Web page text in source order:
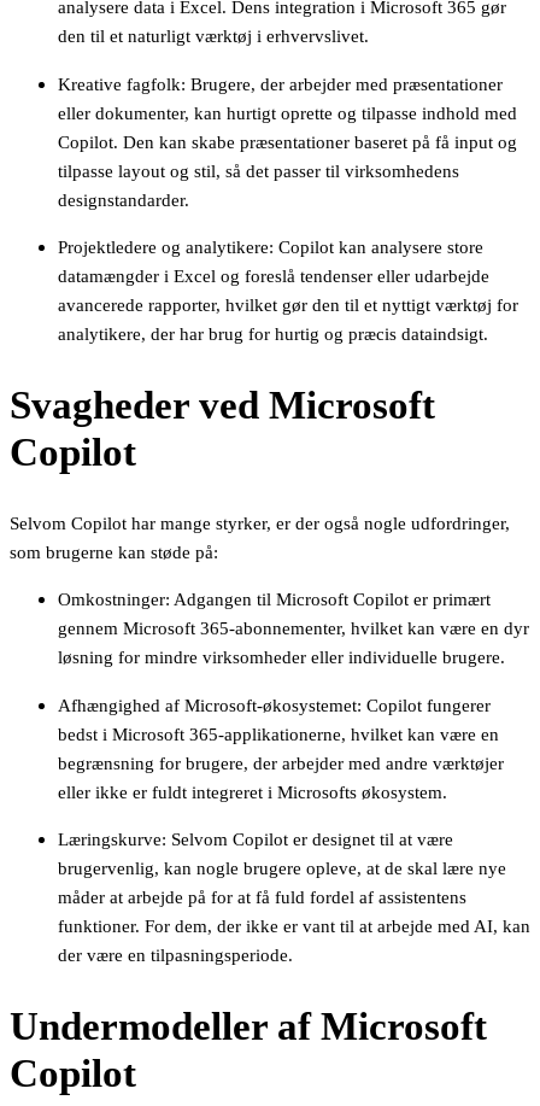
analysere data i Excel. Dens integration i Microsoft 365 gør
den til et naturligt værktøj i erhvervslivet.
Kreative fagfolk: Brugere, der arbejder med præsentationer
eller dokumenter, kan hurtigt oprette og tilpasse indhold med
Copilot. Den kan skabe præsentationer baseret på få input og
tilpasse layout og stil, så det passer til virksomhedens
designstandarder.
Projektledere og analytikere: Copilot kan analysere store
datamængder i Excel og foreslå tendenser eller udarbejde
avancerede rapporter, hvilket gør den til et nyttigt værktøj for
analytikere, der har brug for hurtig og præcis dataindsigt.
Svagheder ved Microsoft
Copilot
Selvom Copilot har mange styrker, er der også nogle udfordringer,
som brugerne kan støde på:
Omkostninger: Adgangen til Microsoft Copilot er primært
gennem Microsoft 365-abonnementer, hvilket kan være en dyr
løsning for mindre virksomheder eller individuelle brugere.
Afhængighed af Microsoft-økosystemet: Copilot fungerer
bedst i Microsoft 365-applikationerne, hvilket kan være en
begrænsning for brugere, der arbejder med andre værktøjer
eller ikke er fuldt integreret i Microsofts økosystem.
Læringskurve: Selvom Copilot er designet til at være
brugervenlig, kan nogle brugere opleve, at de skal lære nye
måder at arbejde på for at få fuld fordel af assistentens
funktioner. For dem, der ikke er vant til at arbejde med AI, kan
der være en tilpasningsperiode.
Undermodeller af Microsoft
Copilot